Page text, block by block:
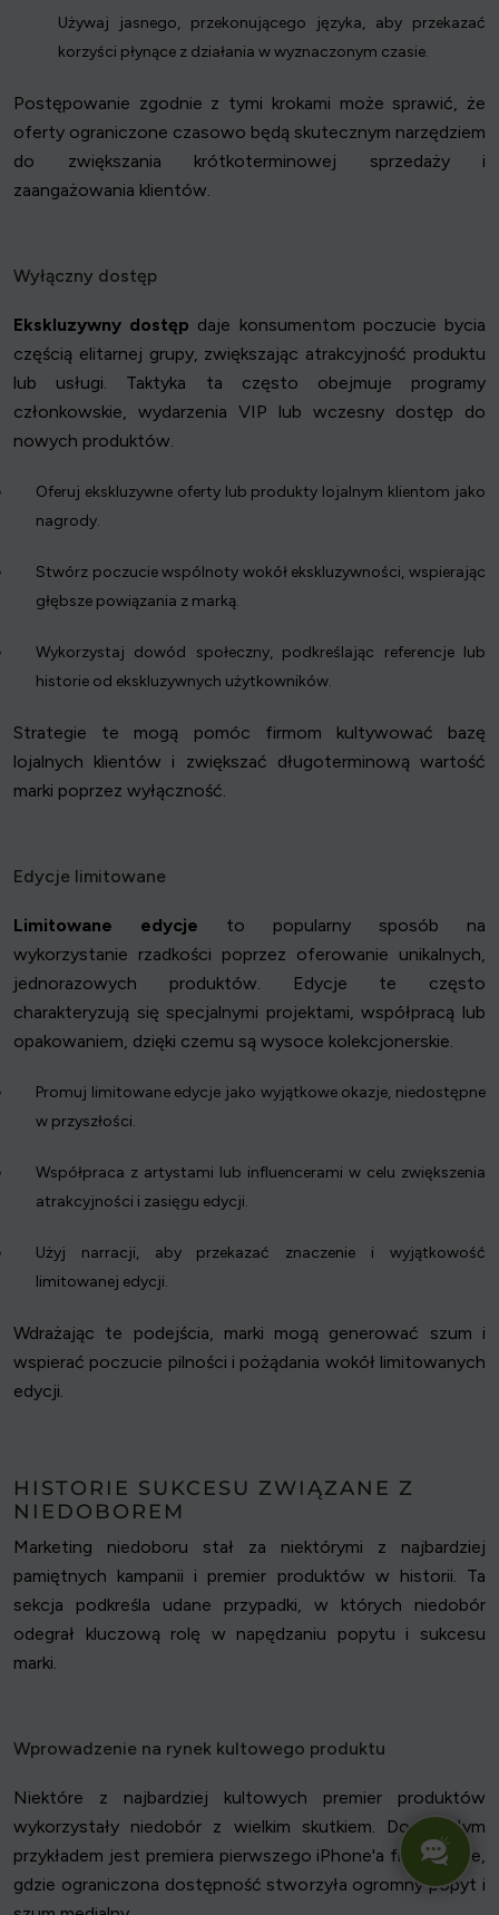
Używaj jasnego, przekonującego języka, aby przekazać
korzyści płynące z działania w wyznaczonym czasie.
Postępowanie zgodnie z tymi krokami może sprawić, że
oferty ograniczone czasowo będą skutecznym narzędziem
do zwiększania krótkoterminowej sprzedaży i
zaangażowania klientów.
Wyłączny dostęp
Ekskluzywny dostęp daje konsumentom poczucie bycia
częścią elitarnej grupy, zwiększając atrakcyjność produktu
lub usługi. Taktyka ta często obejmuje programy
członkowskie, wydarzenia VIP lub wczesny dostęp do
nowych produktów.
Oferuj ekskluzywne oferty lub produkty lojalnym klientom jako
nagrody.
Stwórz poczucie wspólnoty wokół ekskluzywności, wspierając
głębsze powiązania z marką.
Wykorzystaj dowód społeczny, podkreślając referencje lub
historie od ekskluzywnych użytkowników.
Strategie te mogą pomóc firmom kultywować bazę
lojalnych klientów i zwiększać długoterminową wartość
marki poprzez wyłączność.
Edycje limitowane
Limitowane edycje to popularny sposób na
wykorzystanie rzadkości poprzez oferowanie unikalnych,
jednorazowych produktów. Edycje te często
charakteryzują się specjalnymi projektami, współpracą lub
opakowaniem, dzięki czemu są wysoce kolekcjonerskie.
Promuj limitowane edycje jako wyjątkowe okazje, niedostępne
w przyszłości.
Współpraca z artystami lub influencerami w celu zwiększenia
atrakcyjności i zasięgu edycji.
Użyj narracji, aby przekazać znaczenie i wyjątkowość
limitowanej edycji.
Wdrażając te podejścia, marki mogą generować szum i
wspierać poczucie pilności i pożądania wokół limitowanych
edycji.
HISTORIE SUKCESU ZWIĄZANE Z
NIEDOBOREM
Marketing niedoboru stał za niektórymi z najbardziej
pamiętnych kampanii i premier produktów w historii. Ta
sekcja podkreśla udane przypadki, w których niedobór
odegrał kluczową rolę w napędzaniu popytu i sukcesu
marki.
Wprowadzenie na rynek kultowego produktu
Niektóre z najbardziej kultowych premier produktów
wykorzystały niedobór z wielkim skutkiem. Doskonałym
przykładem jest premiera pierwszego iPhone'a firmy Apple,
gdzie ograniczona dostępność stworzyła ogromny popyt i